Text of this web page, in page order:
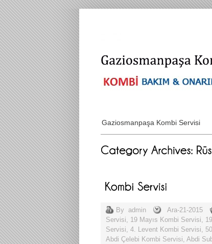
Gaziosmanpaşa Kombi Servisi
By admin Ara-21-2015
Servisi, 19 Mayıs Kombi Servisi,
Servisi, 4. Levent Kombi Servisi,
Abdi Çelebi Kombi Servisi, Abdi